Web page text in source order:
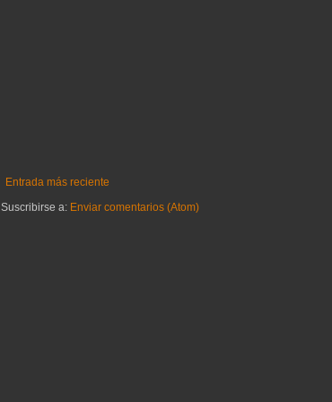
Entrada más reciente
Suscribirse a: Enviar comentarios (Atom)